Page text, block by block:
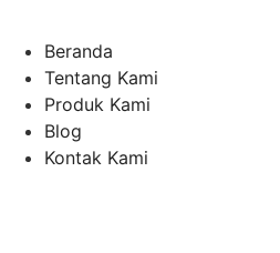
content
Beranda
Tentang Kami
Produk Kami
Blog
Kontak Kami